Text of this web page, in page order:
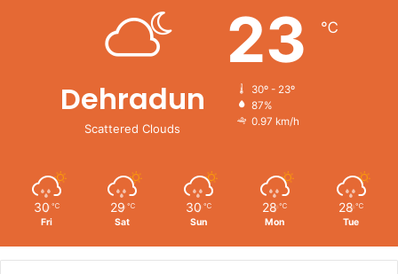
Dehradun
Scattered Clouds
23 ℃
30º - 23º
87%
0.97 km/h
30 ℃
Fri
29 ℃
Sat
30 ℃
Sun
28 ℃
Mon
28 ℃
Tue